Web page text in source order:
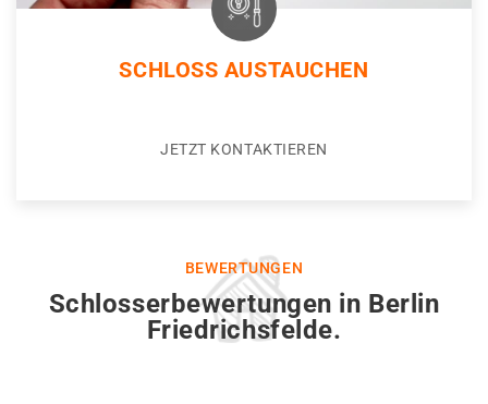
SCHLOSS AUSTAUCHEN
JETZT KONTAKTIEREN
BEWERTUNGEN
Schlosserbewertungen in Berlin
Friedrichsfelde.